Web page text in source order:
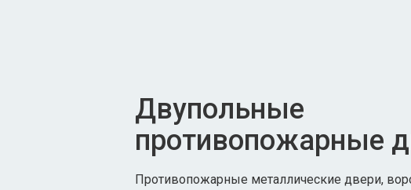
Двупольные
противопожарные
Противопожарные металлические двери,